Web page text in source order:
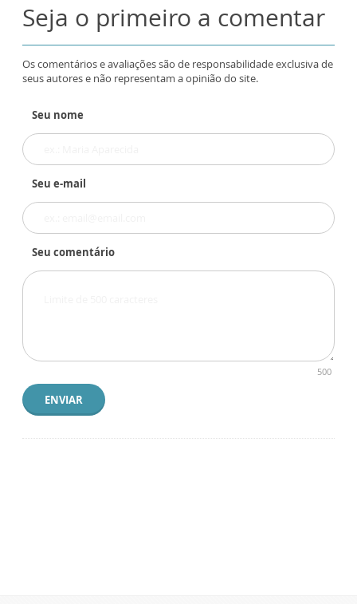
Seja o primeiro a comentar
Os comentários e avaliações são de responsabilidade exclusiva de
seus autores e não representam a opinião do site.
Seu nome
Seu e-mail
Seu comentário
500
ENVIAR